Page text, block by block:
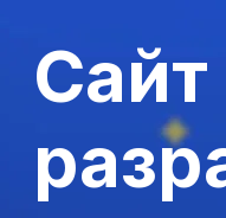
Сайт